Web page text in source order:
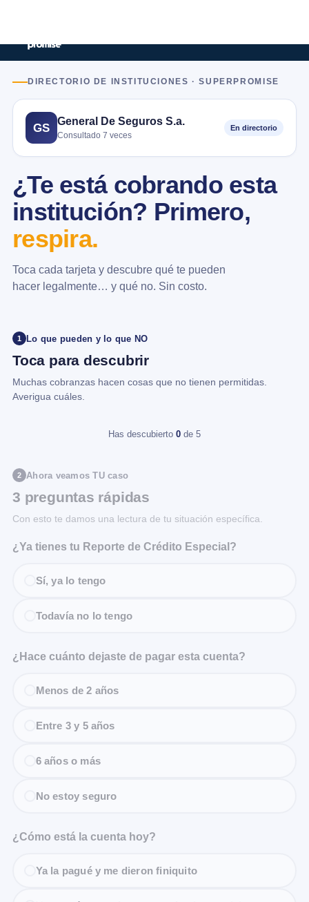
DIRECTORIO DE INSTITUCIONES · SUPERPROMISE
GS
General De Seguros S.a.
Consultado 7 veces
En directorio
¿Te está cobrando esta
institución? Primero,
respira.
Toca cada tarjeta y descubre qué te pueden
hacer legalmente… y qué no. Sin costo.
1 Lo que pueden y lo que NO
Toca para descubrir
Muchas cobranzas hacen cosas que no tienen permitidas.
Averigua cuáles.
Has descubierto 0 de 5
2 Ahora veamos TU caso
3 preguntas rápidas
Con esto te damos una lectura de tu situación específica.
¿Ya tienes tu Reporte de Crédito Especial?
Sí, ya lo tengo
Todavía no lo tengo
¿Hace cuánto dejaste de pagar esta cuenta?
Menos de 2 años
Entre 3 y 5 años
6 años o más
No estoy seguro
¿Cómo está la cuenta hoy?
Ya la pagué y me dieron finiquito